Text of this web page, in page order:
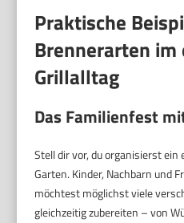
Praktische
Brennerarten im
Grillalltag
Das Familienfest
Stell dir vor, du organisierst
Garten. Kinder, Nachbarn und
möchtest möglichst viele
gleichzeitig zubereiten – von